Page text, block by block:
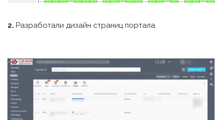
2. Разработали дизайн страниц портала.